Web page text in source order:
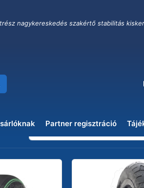
nagykereskedés szakértő stabilitás
Partner regisztráció